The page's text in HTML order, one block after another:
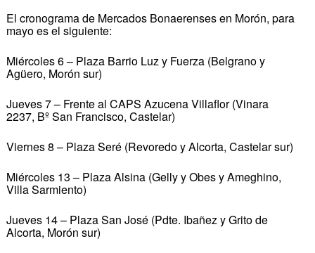
El cronograma de Mercados Bonaerenses en Morón, para
mayo es el siguiente:
Miércoles 6 – Plaza Barrio Luz y Fuerza (Belgrano y
Agüero, Morón sur)
Jueves 7 – Frente al CAPS Azucena Villaflor (Vinara
2237, Bº San Francisco, Castelar)
Viernes 8 – Plaza Seré (Revoredo y Alcorta, Castelar sur)
Miércoles 13 – Plaza Alsina (Gelly y Obes y Ameghino,
Villa Sarmiento)
Jueves 14 – Plaza San José (Pdte. Ibañez y Grito de
Alcorta, Morón sur)